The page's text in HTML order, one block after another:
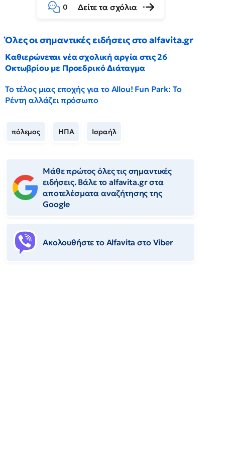
0 Δείτε τα σχόλια
Όλες οι σημαντικές ειδήσεις στο alfavita.gr
Καθιερώνεται νέα σχολική αργία στις 26
Οκτωβρίου με Προεδρικό Διάταγμα
Το τέλος μιας εποχής για το Allou! Fun Park: Το
Ρέντη αλλάζει πρόσωπο
πόλεμος ΗΠΑ Ισραήλ
Μάθε πρώτος όλες τις σημαντικές
ειδήσεις. Βάλε το alfavita.gr στα
αποτελέσματα αναζήτησης της
Google
Ακολουθήστε το Αlfavita στο Viber